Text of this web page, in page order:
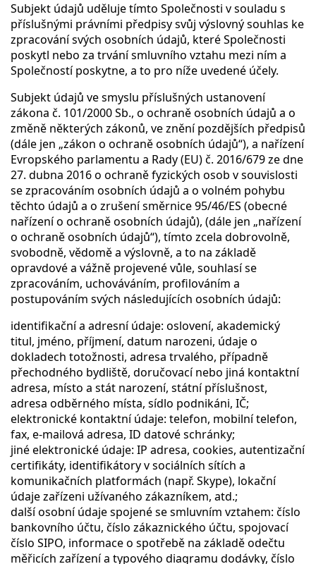
Subjekt údajů uděluje tímto Společnosti v souladu s
příslušnými právními předpisy svůj výslovný souhlas ke
zpracování svých osobních údajů, které Společnosti
poskytl nebo za trvání smluvního vztahu mezi ním a
Společností poskytne, a to pro níže uvedené účely.
Subjekt údajů ve smyslu příslušných ustanovení
zákona č. 101/2000 Sb., o ochraně osobních údajů a o
změně některých zákonů, ve znění pozdějších předpisů
(dále jen „zákon o ochraně osobních údajů“), a nařízení
Evropského parlamentu a Rady (EU) č. 2016/679 ze dne
27. dubna 2016 o ochraně fyzických osob v souvislosti
se zpracováním osobních údajů a o volném pohybu
těchto údajů a o zrušení směrnice 95/46/ES (obecné
nařízení o ochraně osobních údajů), (dále jen „nařízení
o ochraně osobních údajů“), tímto zcela dobrovolně,
svobodně, vědomě a výslovně, a to na základě
opravdové a vážně projevené vůle, souhlasí se
zpracováním, uchováváním, profilováním a
postupováním svých následujících osobních údajů:
identifikační a adresní údaje: oslovení, akademický
titul, jméno, příjmení, datum narozeni, údaje o
dokladech totožnosti, adresa trvalého, případně
přechodného bydliště, doručovací nebo jiná kontaktní
adresa, místo a stát narození, státní příslušnost,
adresa odběrného místa, sídlo podnikáni, IČ;
elektronické kontaktní údaje: telefon, mobilní telefon,
fax, e-mailová adresa, ID datové schránky;
jiné elektronické údaje: IP adresa, cookies, autentizační
certifikáty, identifikátory v sociálních sítích a
komunikačních platformách (např. Skype), lokační
údaje zařízeni užívaného zákazníkem, atd.;
další osobní údaje spojené se smluvním vztahem: číslo
bankovního účtu, číslo zákaznického účtu, spojovací
číslo SIPO, informace o spotřebě na základě odečtu
měřicích zařízení a typového diagramu dodávky, číslo